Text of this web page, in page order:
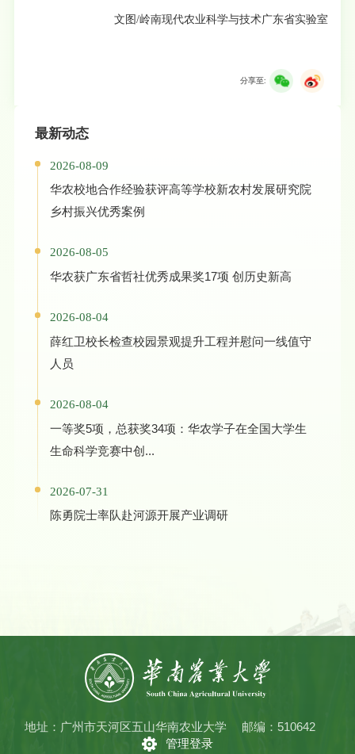
文图/岭南现代农业科学与技术广东省实验室
分享至:
最新动态
2026-08-09
华农校地合作经验获评高等学校新农村发展研究院
乡村振兴优秀案例
2026-08-05
华农获广东省哲社优秀成果奖17项 创历史新高
2026-08-04
薛红卫校长检查校园景观提升工程并慰问一线值守
人员
2026-08-04
一等奖5项，总获奖34项：华农学子在全国大学生
生命科学竞赛中创...
2026-07-31
陈勇院士率队赴河源开展产业调研
地址：广州市天河区五山华南农业大学
邮编：510642
管理登录